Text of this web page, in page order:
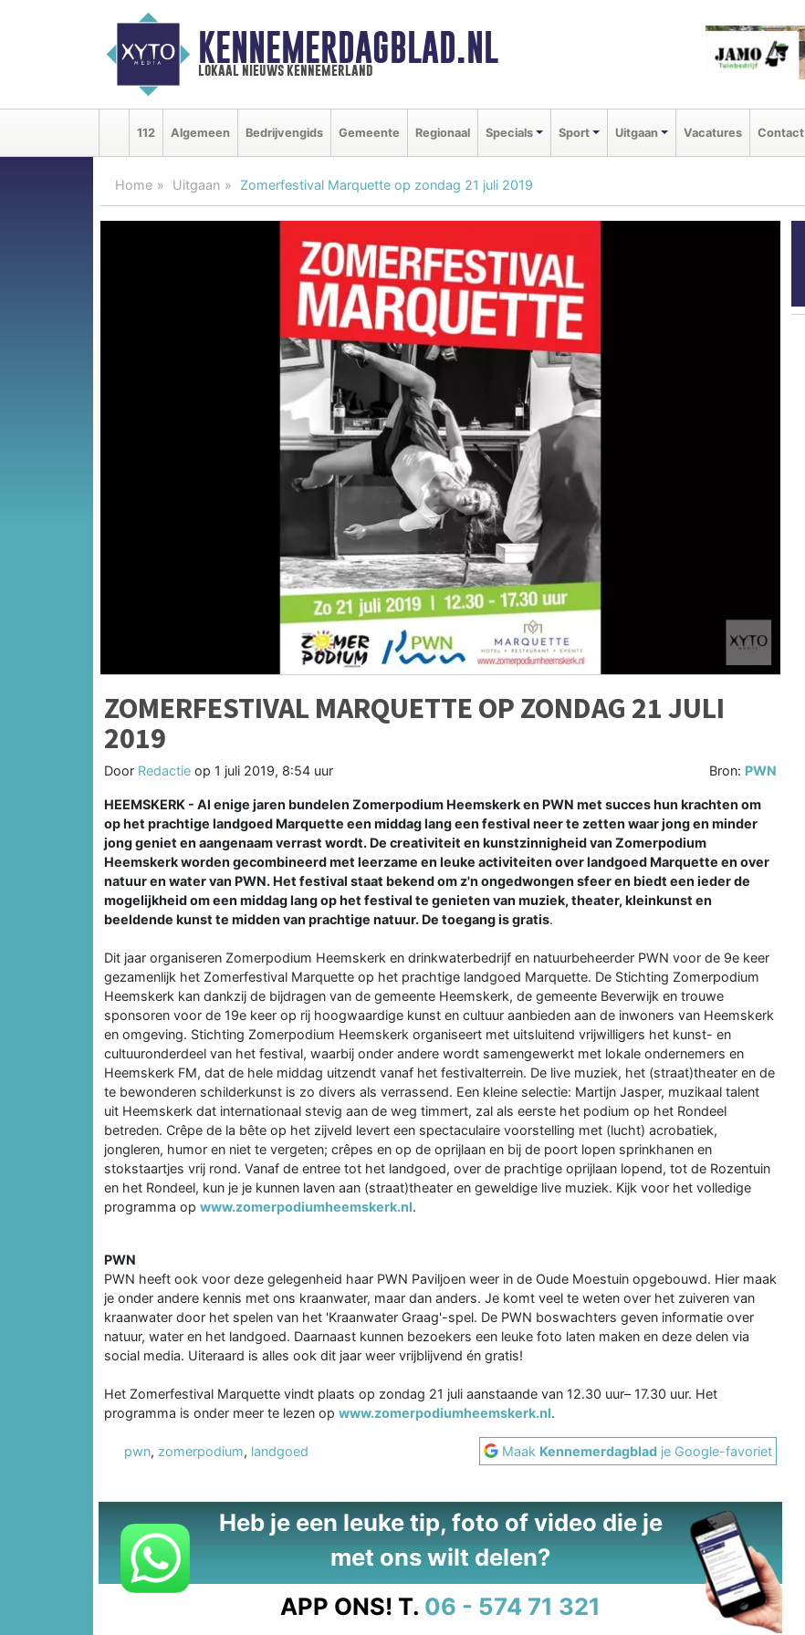
KENNEMERDAGBLAD.NL
lokaal nieuws kennemerland
112 Algemeen Bedrijvengids Gemeente Regionaal Specials Sport Uitgaan Vacatures Contact
Home Uitgaan Zomerfestival Marquette op zondag 21 juli 2019
ZOMERFESTIVAL MARQUETTE OP ZONDAG 21 JULI
2019
Door Redactie op 1 juli 2019, 8:54 uur Bron: PWN
HEEMSKERK - Al enige jaren bundelen Zomerpodium Heemskerk en PWN met succes hun krachten om
op het prachtige landgoed Marquette een middag lang een festival neer te zetten waar jong en minder
jong geniet en aangenaam verrast wordt. De creativiteit en kunstzinnigheid van Zomerpodium
Heemskerk worden gecombineerd met leerzame en leuke activiteiten over landgoed Marquette en over
natuur en water van PWN. Het festival staat bekend om z'n ongedwongen sfeer en biedt een ieder de
mogelijkheid om een middag lang op het festival te genieten van muziek, theater, kleinkunst en
beeldende kunst te midden van prachtige natuur. De toegang is gratis.
Dit jaar organiseren Zomerpodium Heemskerk en drinkwaterbedrijf en natuurbeheerder PWN voor de 9e keer
gezamenlijk het Zomerfestival Marquette op het prachtige landgoed Marquette. De Stichting Zomerpodium
Heemskerk kan dankzij de bijdragen van de gemeente Heemskerk, de gemeente Beverwijk en trouwe
sponsoren voor de 19e keer op rij hoogwaardige kunst en cultuur aanbieden aan de inwoners van Heemskerk
en omgeving. Stichting Zomerpodium Heemskerk organiseert met uitsluitend vrijwilligers het kunst- en
cultuuronderdeel van het festival, waarbij onder andere wordt samengewerkt met lokale ondernemers en
Heemskerk FM, dat de hele middag uitzendt vanaf het festivalterrein. De live muziek, het (straat)theater en de
te bewonderen schilderkunst is zo divers als verrassend. Een kleine selectie: Martijn Jasper, muzikaal talent
uit Heemskerk dat internationaal stevig aan de weg timmert, zal als eerste het podium op het Rondeel
betreden. Crêpe de la bête op het zijveld levert een spectaculaire voorstelling met (lucht) acrobatiek,
jongleren, humor en niet te vergeten; crêpes en op de oprijlaan en bij de poort lopen sprinkhanen en
stokstaartjes vrij rond. Vanaf de entree tot het landgoed, over de prachtige oprijlaan lopend, tot de Rozentuin
en het Rondeel, kun je je kunnen laven aan (straat)theater en geweldige live muziek. Kijk voor het volledige
programma op www.zomerpodiumheemskerk.nl.
PWN
PWN heeft ook voor deze gelegenheid haar PWN Paviljoen weer in de Oude Moestuin opgebouwd. Hier maak
je onder andere kennis met ons kraanwater, maar dan anders. Je komt veel te weten over het zuiveren van
kraanwater door het spelen van het 'Kraanwater Graag'-spel. De PWN boswachters geven informatie over
natuur, water en het landgoed. Daarnaast kunnen bezoekers een leuke foto laten maken en deze delen via
social media. Uiteraard is alles ook dit jaar weer vrijblijvend én gratis!
Het Zomerfestival Marquette vindt plaats op zondag 21 juli aanstaande van 12.30 uur– 17.30 uur. Het
programma is onder meer te lezen op www.zomerpodiumheemskerk.nl.
pwn, zomerpodium, landgoed Maak Kennemerdagblad je Google-favoriet
Heb je een leuke tip, foto of video die je
met ons wilt delen?
APP ONS! T. 06 - 574 71 321